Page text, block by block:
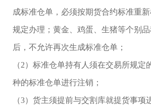
成标准仓单，必须按期货合约标准重
规定办理；黄金、鸡蛋、生猪等个别
后，不允许再次生成标准仓单；
（2）标准仓单持有人须在交易所规定
种的标准仓单进行注销；
（3）货主须提前与交割库就提货事项